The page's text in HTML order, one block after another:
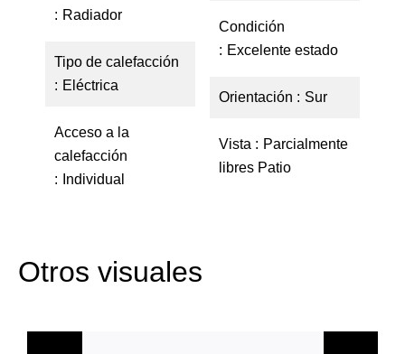
Radiador
Tipo de calefacción
Eléctrica
Acceso a la
calefacción
Individual
Condición
Excelente estado
Orientación Sur
Vista
Parcialmente
libres Patio
Otros visuales